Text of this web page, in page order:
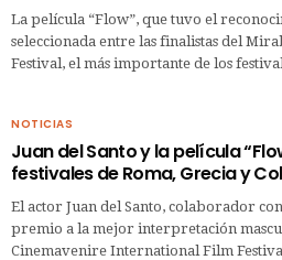
La película “Flow”, que tuvo el
seleccionada entre las finalistas del
Festival, el más importante de los
NOTICIAS
Juan del Santo y la película
festivales de Roma, Grecia y
El actor Juan del Santo, colaborador
premio a la mejor interpretación
Cinemavenire International Film